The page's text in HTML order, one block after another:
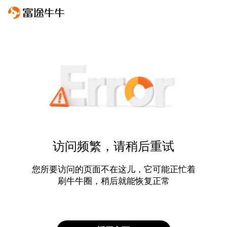
访问频繁，请稍后重试
您所要访问的页面不在这儿，它可能正忙着
刷牛牛圈，稍后就能恢复正常